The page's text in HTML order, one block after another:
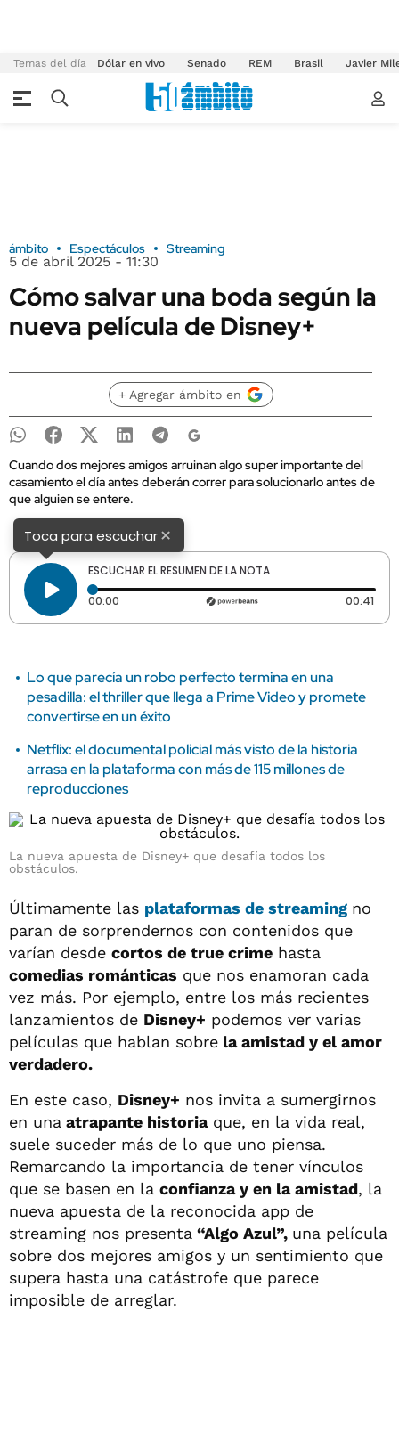
Temas del día Dólar en vivo Senado REM Brasil Javier
ámbito Espectáculos Streaming
5 de abril 2025 - 11:30
Cómo salvar una boda según la
nueva película de Disney+
+ Agregar ámbito en
Cuando dos mejores amigos arruinan algo super importante del
casamiento el día antes deberán correr para solucionarlo antes de
que alguien se entere.
Toca para escuchar×
ESCUCHAR EL RESUMEN DE LA NOTA
00:00 Tiempo transcurrido: 0 segundos 00:41
Lo que parecía un robo perfecto termina en una
pesadilla: el thriller que llega a Prime Video y promete
convertirse en un éxito
Netflix: el documental policial más visto de la historia
arrasa en la plataforma con más de 115 millones de
reproducciones
La nueva apuesta de Disney+ que desafía todos los
obstáculos.
Últimamente las plataformas de streaming no
paran de sorprendernos con contenidos que
varían desde cortos de true crime hasta
comedias románticas que nos enamoran cada
vez más. Por ejemplo, entre los más recientes
lanzamientos de Disney+ podemos ver varias
películas que hablan sobre la amistad y el amor
verdadero.
En este caso, Disney+ nos invita a sumergirnos
en una atrapante historiaque, en la vida real,
suele suceder más de lo que uno piensa.
Remarcando la importancia de tener vínculos
que se basen en la confianza y en la amistad, la
nueva apuesta de la reconocida app de
streaming nos presenta “Algo Azul”, una película
sobre dos mejores amigos y un sentimiento que
supera hasta una catástrofe que parece
imposible de arreglar.